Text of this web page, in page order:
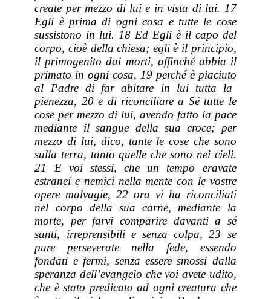
create per mezzo di lui e in vista di lui. 17
Egli è prima di ogni cosa e tutte le cose
sussistono in lui. 18 Ed Egli è il capo del
corpo, cioèdella chiesa; egli è il principio,
il primogenito dai morti, affinché abbia il
primato in ogni cosa, 19 perché è piaciuto
al Padredi far abitare in lui tutta la
pienezza, 20 e di riconciliare a Sé tutte le
cose per mezzo di lui, avendo fatto la pace
mediante il sangue della sua croce; per
mezzo di lui, dico, tante le cose che sono
sulla terra, tanto quelle chesono nei cieli.
21 E voi stessi, che un tempo eravate
estranei e nemici nella mente con le vostre
opere malvagie, 22 ora vi ha riconciliati
nel corpo della sua carne, mediante la
morte, per farvi comparire davanti a sé
santi, irreprensibili e senza colpa, 23 se
pure perseverate nella fede, essendo
fondati e fermi, senza essere smossi dalla
speranza dell’evangelo che voi avete udito,
che è stato predicato ad ogni creatura che